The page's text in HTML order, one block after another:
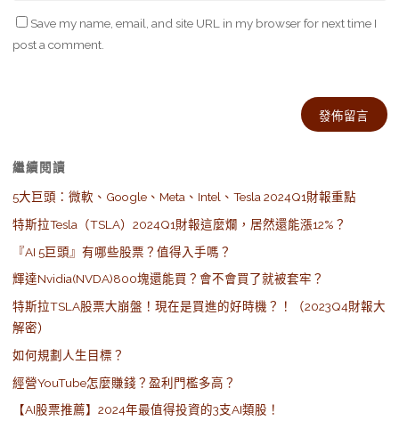
Save my name, email, and site URL in my browser for next time I
post a comment.
繼續閱讀
5大巨頭：微軟、Google、Meta、Intel、Tesla 2024Q1財報重點
特斯拉Tesla（TSLA）2024Q1財報這麼爛，居然還能漲12%？
『AI 5巨頭』有哪些股票？值得入手嗎？
輝達Nvidia(NVDA)800塊還能買？會不會買了就被套牢？
特斯拉TSLA股票大崩盤！現在是買進的好時機？！（2023Q4財報大
解密）
如何規劃人生目標？
經營YouTube怎麼賺錢？盈利門檻多高？
【AI股票推薦】2024年最值得投資的3支AI類股！